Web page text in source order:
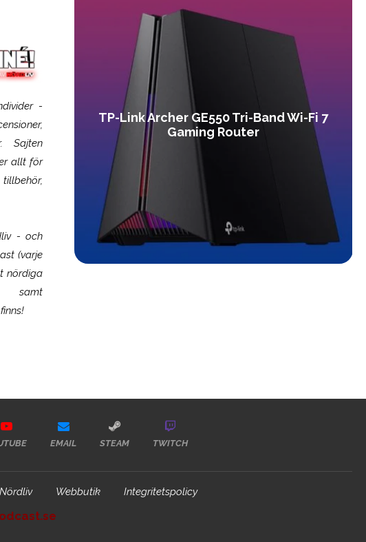
-
Sajten
allt för
- och
(varje
nördiga
samt
TP-Link Archer GE550 Tri-Band Wi-Fi 7
Gaming Router
EMAIL STEAM TWITCH
Webbutik Integritetspolicy